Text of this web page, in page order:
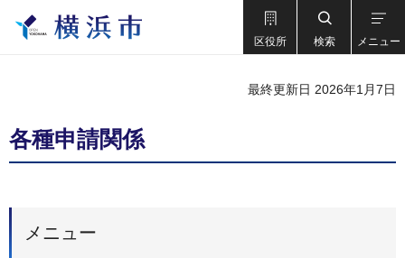
区役所 検索 メニュー
最終更新日 2026年1月7日
各種申請関係
メニュー